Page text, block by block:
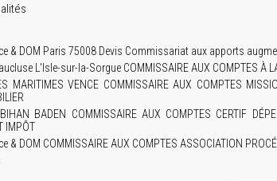
& DOM Paris 75008 Devis Commissariat aux apports
L'Isle-sur-la-Sorgue COMMISSAIRE AUX COMPTES À
MARITIMES VENCE COMMISSAIRE AUX COMPTES
BADEN COMMISSAIRE AUX COMPTES CERTIF
IMPÔT
& DOM COMMISSAIRE AUX COMPTES ASSOCIATION